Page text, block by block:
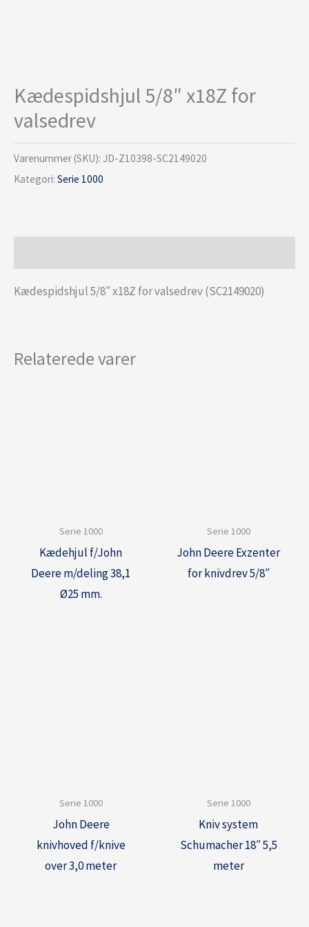
Kædespidshjul 5/8″ x18Z for
valsedrev
Varenummer (SKU): JD-Z10398-SC2149020
Kategori: Serie 1000
Kædespidshjul 5/8″ x18Z for valsedrev (SC2149020)
Relaterede varer
Serie 1000
Kædehjul f/John
Deere m/deling 38,1
Ø25 mm.
Serie 1000
John Deere Exzenter
for knivdrev 5/8″
Serie 1000
John Deere
knivhoved f/knive
over 3,0 meter
Serie 1000
Kniv system
Schumacher 18″ 5,5
meter